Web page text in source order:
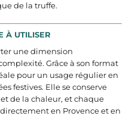
de la truffe.
À UTILISER
une dimension
Grâce à son format
pour un usage régulier en
festives. Elle se conserve
de la chaleur, et chaque
en Provence et en